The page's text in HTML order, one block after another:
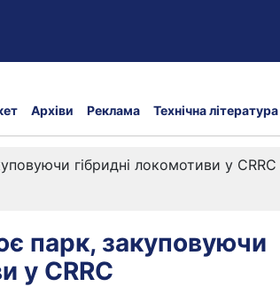
Архіви Реклама Технічна література
гібридні локомотиви у CRRC
парк, закуповуючи
у CRRC